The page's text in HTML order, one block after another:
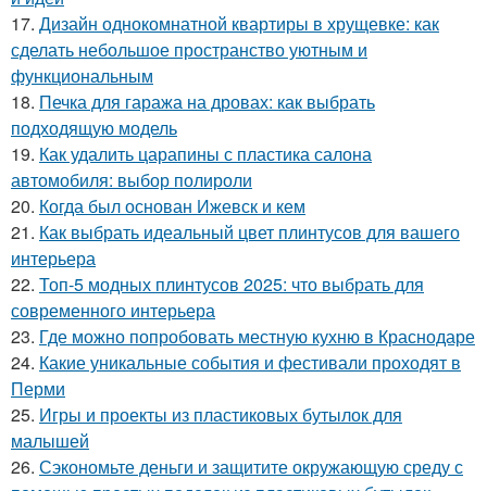
17. Дизайн однокомнатной квартиры в хрущевке: как
сделать небольшое пространство уютным и
функциональным
18. Печка для гаража на дровах: как выбрать
подходящую модель
19. Как удалить царапины с пластика салона
автомобиля: выбор полироли
20. Когда был основан Ижевск и кем
21. Как выбрать идеальный цвет плинтусов для вашего
интерьера
22. Топ-5 модных плинтусов 2025: что выбрать для
современного интерьера
23. Где можно попробовать местную кухню в Краснодаре
24. Какие уникальные события и фестивали проходят в
Перми
25. Игры и проекты из пластиковых бутылок для
малышей
26. Сэкономьте деньги и защитите окружающую среду с